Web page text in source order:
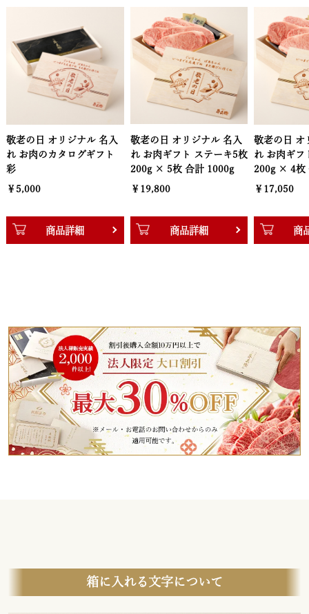
入
敬老の日 オリジナル 名入
れ お肉ギフト ステーキ5枚
￥19,800
商品詳細
敬老の日 オリジナル 名入
れ お肉ギフト ステーキ4枚
200g × 4枚 合計 800g
￥17,050
商品詳細
敬老の
れ お肉
200g ×
￥
箱に入れる文字について